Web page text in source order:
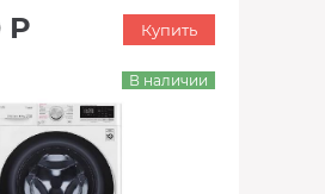
Р Купить
В наличии